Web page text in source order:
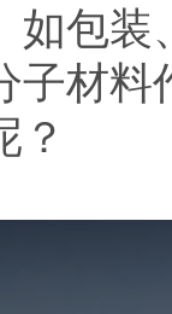
如包
子材料
？